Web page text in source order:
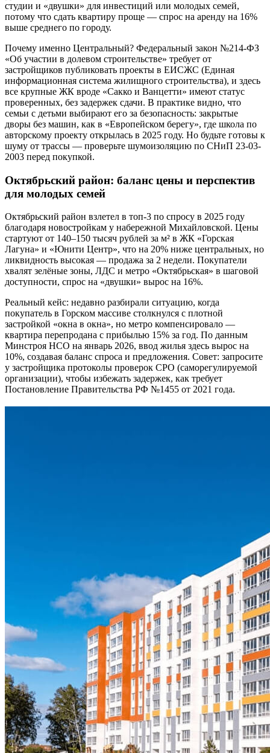
студии и «двушки» для инвестиций или молодых семей,
потому что сдать квартиру проще — спрос на аренду на 16%
выше среднего по городу.
Почему именно Центральный? Федеральный закон №214-ФЗ
«Об участии в долевом строительстве» требует от
застройщиков публиковать проекты в ЕИСЖС (Единая
информационная система жилищного строительства), и здесь
все крупные ЖК вроде «Сакко и Ванцетти» имеют статус
проверенных, без задержек сдачи. В практике видно, что
семьи с детьми выбирают его за безопасность: закрытые
дворы без машин, как в «Европейском берегу», где школа по
авторскому проекту открылась в 2025 году. Но будьте готовы к
шуму от трассы — проверьте шумоизоляцию по СНиП 23-03-
2003 перед покупкой.
Октябрьский район: баланс цены и перспектив
для молодых семей
Октябрьский район взлетел в топ-3 по спросу в 2025 году
благодаря новостройкам у набережной Михайловской. Цены
стартуют от 140–150 тысяч рублей за м² в ЖК «Горская
Лагуна» и «Юнити Центр», что на 20% ниже центральных, но
ликвидность высокая — продажа за 2 недели. Покупатели
хвалят зелёные зоны, ЛДС и метро «Октябрьская» в шаговой
доступности, спрос на «двушки» вырос на 16%.
Реальный кейс: недавно разбирали ситуацию, когда
покупатель в Горском массиве столкнулся с плотной
застройкой «окна в окна», но метро компенсировало —
квартира перепродана с прибылью 15% за год. По данным
Минстроя НСО на январь 2026, ввод жилья здесь вырос на
10%, создавая баланс спроса и предложения. Совет: запросите
у застройщика протоколы проверок СРО (саморегулируемой
организации), чтобы избежать задержек, как требует
Постановление Правительства РФ №1455 от 2021 года.